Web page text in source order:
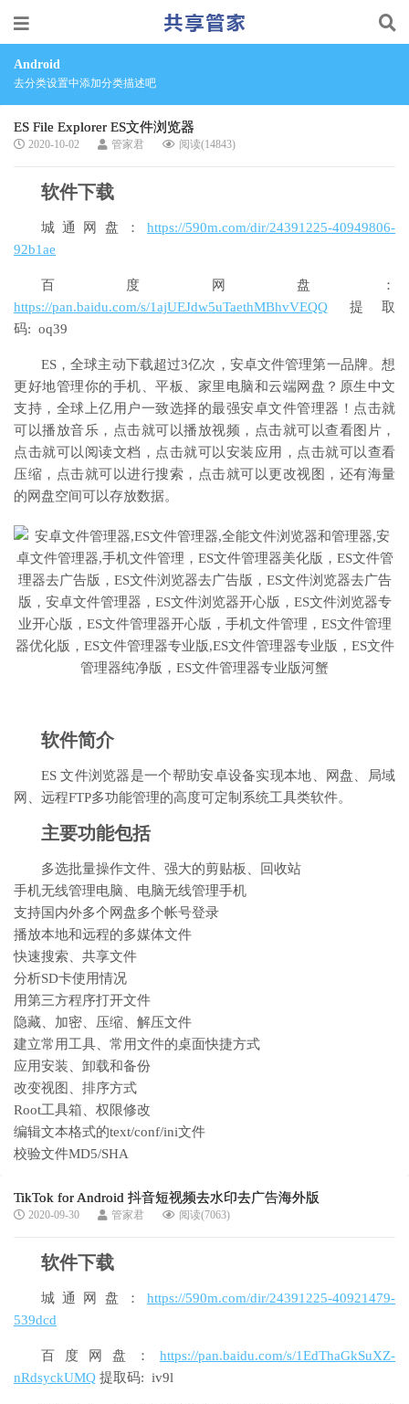
Android
去分类设置中添加分类描述吧
ES File Explorer ES文件浏览器
2020-10-02 管家君 阅读(14843)
软件下载
城通网盘： https://590m.com/dir/24391225-40949806-
92b1ae
百度网盘：
https://pan.baidu.com/s/1ajUEJdw5uTaethMBhvVEQQ 提取
码: oq39
ES，全球主动下载超过3亿次，安卓文件管理第一品牌。想
更好地管理你的手机、平板、家里电脑和云端网盘？原生中文
支持，全球上亿用户一致选择的最强安卓文件管理器！点击就
可以播放音乐，点击就可以播放视频，点击就可以查看图片，
点击就可以阅读文档，点击就可以安装应用，点击就可以查看
压缩，点击就可以进行搜索，点击就可以更改视图，还有海量
的网盘空间可以存放数据。
软件简介
ES 文件浏览器是一个帮助安卓设备实现本地、网盘、局域
网、远程FTP多功能管理的高度可定制系统工具类软件。
主要功能包括
多选批量操作文件、强大的剪贴板、回收站
手机无线管理电脑、电脑无线管理手机
支持国内外多个网盘多个帐号登录
播放本地和远程的多媒体文件
快速搜索、共享文件
分析SD卡使用情况
用第三方程序打开文件
隐藏、加密、压缩、解压文件
建立常用工具、常用文件的桌面快捷方式
应用安装、卸载和备份
改变视图、排序方式
Root工具箱、权限修改
编辑文本格式的text/conf/ini文件
校验文件MD5/SHA
TikTok for Android 抖音短视频去水印去广告海外版
2020-09-30 管家君 阅读(7063)
软件下载
城通网盘： https://590m.com/dir/24391225-40921479-
539dcd
百度网盘： https://pan.baidu.com/s/1EdThaGkSuXZ-
nRdsyckUMQ 提取码: iv9l